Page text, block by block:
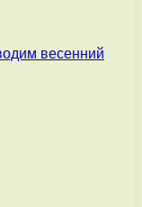
весенний